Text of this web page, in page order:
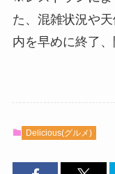
た、混雑状況や
内を早めに終了
Delicious(グルメ)